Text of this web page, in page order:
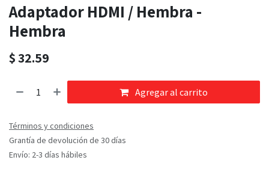
Adaptador HDMI / Hembra -
Hembra
$32.59
Agregar al carrito
Términos y condiciones
Grantía de devolución de 30 días
Envío: 2-3 días hábiles